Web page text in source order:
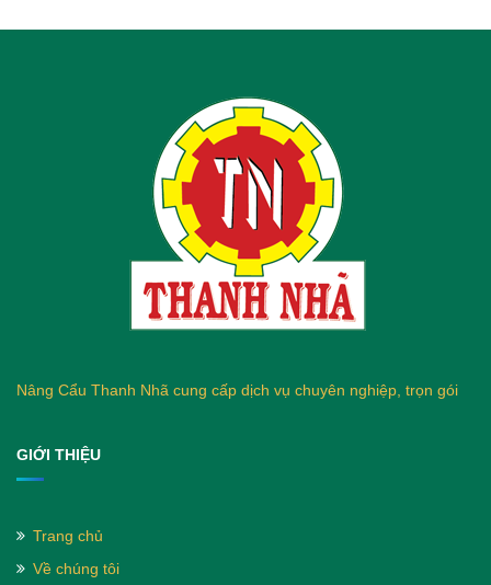
Nâng Cẩu Thanh Nhã cung cấp dịch vụ chuyên nghiệp, trọn gói
GIỚI THIỆU
Trang chủ
Về chúng tôi